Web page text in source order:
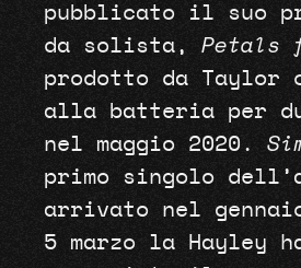
pubblicato il suo
da solista, Petals
prodotto da Taylor
alla batteria per
nel maggio 2020.
primo singolo
arrivato nel
5 marzo la Hayley